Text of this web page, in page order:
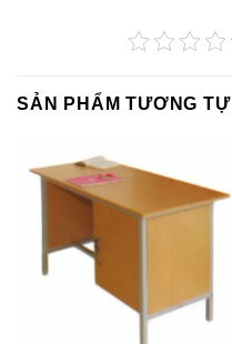
SẢN PHẨM TƯƠNG TỰ